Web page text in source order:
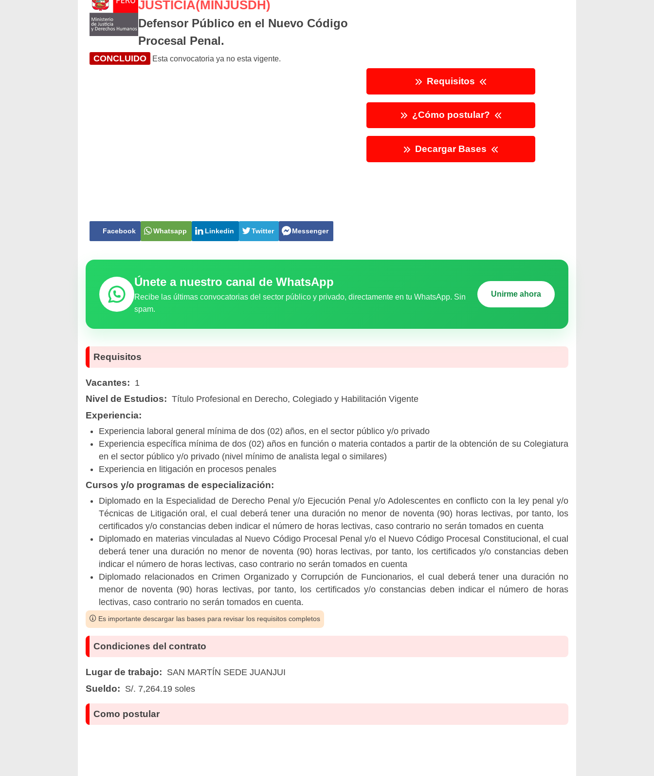
JUSTICIA(MINJUSDH)
Defensor Público en el Nuevo Código
Procesal Penal.
CONCLUIDO Esta convocatoria ya no esta vigente.
Facebook Whatsapp Linkedin Twitter Messenger
Requisitos
¿Cómo postular?
Decargar Bases
Únete a nuestro canal de WhatsApp
Recibe las últimas convocatorias del sector público y privado, directamente en tu WhatsApp. Sin
spam.
Unirme ahora
Requisitos
Vacantes: 1
Nivel de Estudios: Título Profesional en Derecho, Colegiado y Habilitación Vigente
Experiencia:
Experiencia laboral general mínima de dos (02) años, en el sector público y/o privado
Experiencia específica mínima de dos (02) años en función o materia contados a partir de la obtención de su Colegiatura
en el sector público y/o privado (nivel mínimo de analista legal o similares)
Experiencia en litigación en procesos penales
Cursos y/o programas de especialización:
Diplomado en la Especialidad de Derecho Penal y/o Ejecución Penal y/o Adolescentes en conflicto con la ley penal y/o
Técnicas de Litigación oral, el cual deberá tener una duración no menor de noventa (90) horas lectivas, por tanto, los
certificados y/o constancias deben indicar el número de horas lectivas, caso contrario no serán tomados en cuenta
Diplomado en materias vinculadas al Nuevo Código Procesal Penal y/o el Nuevo Código Procesal Constitucional, el cual
deberá tener una duración no menor de noventa (90) horas lectivas, por tanto, los certificados y/o constancias deben
indicar el número de horas lectivas, caso contrario no serán tomados en cuenta
Diplomado relacionados en Crimen Organizado y Corrupción de Funcionarios, el cual deberá tener una duración no
menor de noventa (90) horas lectivas, por tanto, los certificados y/o constancias deben indicar el número de horas
lectivas, caso contrario no serán tomados en cuenta.
Es importante descargar las bases para revisar los requisitos completos
Condiciones del contrato
Lugar de trabajo: SAN MARTÍN SEDE JUANJUI
Sueldo: S/. 7,264.19 soles
Como postular